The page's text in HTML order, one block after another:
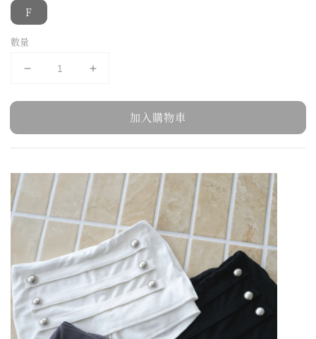
F
數量
加入購物車